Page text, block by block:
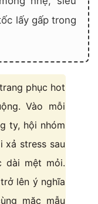
lấy gấp trong
phục hot
Vào mỗi
ty, hội nhóm
xả stress sau
dài mệt mỏi.
lên ý nghĩa
mặc mẫu